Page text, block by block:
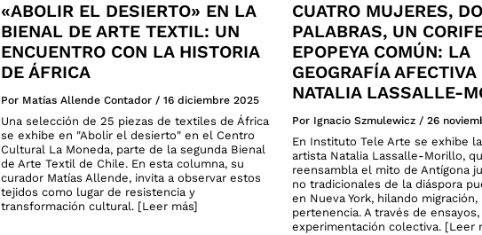
«ABOLIR EL DESIERTO» EN LA
BIENAL DE ARTE TEXTIL: UN
ENCUENTRO CON LA HISTORIA
DE ÁFRICA
Por Matías Allende Contador / 16 diciembre 2025
Una selección de 25 piezas de textiles de África
se exhibe en "Abolir el desierto" en el Centro
Cultural La Moneda, parte de la segunda Bienal
de Arte Textil de Chile. En esta columna, su
curador Matías Allende, invita a observar estos
tejidos como lugar de resistencia y
transformación cultural. [Leer más]
CUATRO MUJERES,
PALABRAS, UN
EPOPEYA COMÚN: LA
GEOGRAFÍA AFECTIVA
NATALIA LASSALLE-
Por Ignacio Szmulewicz / 26
En Instituto Tele Arte se exhibe
artista Natalia Lassalle-Morillo,
reensambla el mito de Antígona
no tradicionales de la diáspora
en Nueva York, hilando
pertenencia. A través de
experimentación colectiva. [Leer